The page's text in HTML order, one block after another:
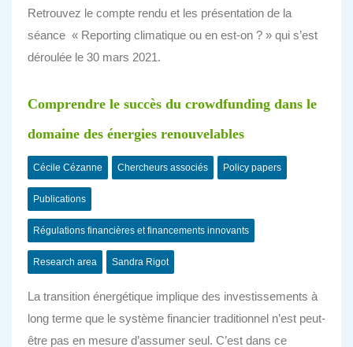
Retrouvez le compte rendu et les présentation de la
séance « Reporting climatique ou en est-on ? » qui s’est
déroulée le 30 mars 2021.
Comprendre le succès du crowdfunding dans le
domaine des énergies renouvelables
Cécile Cézanne Chercheurs associés Policy papers
Publications
Régulations financières et financements innovants
Research area Sandra Rigot
La transition énergétique implique des investissements à
long terme que le système financier traditionnel n’est peut-
être pas en mesure d’assumer seul. C’est dans ce